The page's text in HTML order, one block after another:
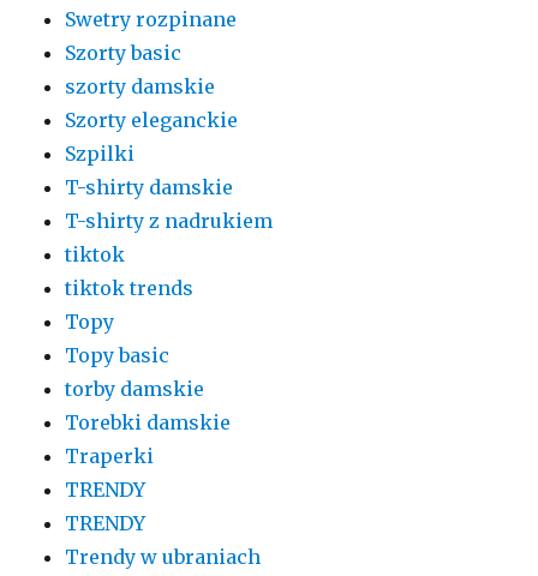
Swetry rozpinane
Szorty basic
szorty damskie
Szorty eleganckie
Szpilki
T-shirty damskie
T-shirty z nadrukiem
tiktok
tiktok trends
Topy
Topy basic
torby damskie
Torebki damskie
Traperki
TRENDY
TRENDY
Trendy w ubraniach